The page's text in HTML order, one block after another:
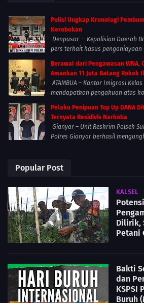
Polisi Ungkap Kronologi
Kerobokan
Denpasar — Kepolisian Daerah
pers terkait kasus penganiayaan
Berawal dari Pengawasan WNA,
Amankan 11 Juta Batang Rokok
ATAMBUA – Kantor Imigrasi
mendapatkan pengakuan atas
Pelaku Penipuan Top Up DANA
Ternyata Residivis Narkoba
Gianyar – Unit Reskrim Polsek
Polres Gianyar berhasil
Popular Post
KALSEL
Dilirik,
Petani
Bakti
dan
KSPSI
Buruh